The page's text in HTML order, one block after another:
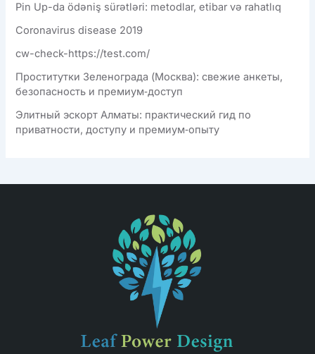
Pin Up-da ödəniş sürətləri: metodlar, etibar və rahatlıq
Coronavirus disease 2019
cw-check-https://test.com/
Проститутки Зеленограда (Москва): свежие анкеты,
безопасность и премиум‑доступ
Элитный эскорт Алматы: практический гид по
приватности, доступу и премиум‑опыту